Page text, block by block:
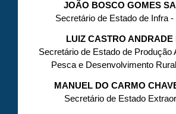
JOÃO BOSCO GOMES
Secretário de Estado de Infra
LUIZ CASTRO ANDRADE
Secretário de Estado de Produção
Pesca e Desenvolvimento
MANUEL DO CARMO
Secretário de Estado